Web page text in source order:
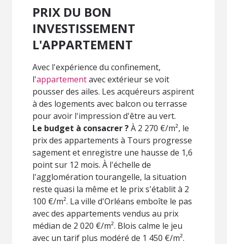
PRIX DU BON
INVESTISSEMENT
L'APPARTEMENT
Avec l'expérience du confinement,
l'appartementavec extérieur se voit
pousser des ailes. Les acquéreurs aspirent
à des logements avec balcon ou terrasse
pour avoir l'impression d'être au vert.
Le budget à consacrer ?À 2 270 €/m², le
prix des appartements à Tours progresse
sagement et enregistre une hausse de 1,6
point sur 12 mois. À l'échelle de
l'agglomération tourangelle, la situation
reste quasi la même et le prix s'établit à 2
100 €/m². La ville d'Orléans emboîte le pas
avec des appartements vendus au prix
médian de 2 020 €/m². Blois calme le jeu
avec un tarif plus modéré de 1 450 €/m².